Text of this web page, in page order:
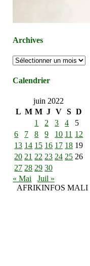
Archives
Archives
Calendrier
juin 2022
L M M J V S D
1
2 3 4
5
6
7 8 9 10 11 12
13 14 15 16 17 18 19
20 21 22 23 24 25 26
27 28 29 30
« Mai
Juil »
AFRIKINFOS MALI